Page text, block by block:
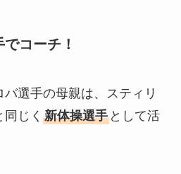
コーチ！
選手の母親は、スティリ
じく 新体操選手として活